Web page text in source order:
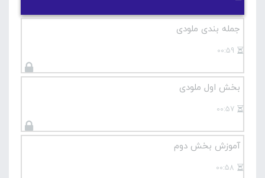
آموزش مقدماتی گیتار
جمله بندی ملودی
00:59
بخش اول ملودی
00:57
آموزش بخش دوم
00:58